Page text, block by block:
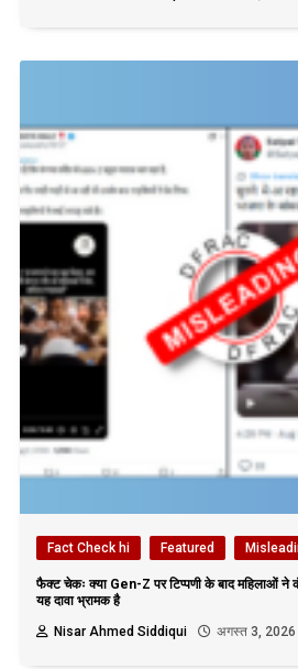
Fact Check hi Featured
फैक्ट चेकः क्या Gen-Z पर टिप्पणी के बाद महिलाओं ने
यह दावा भ्रामक है
Nisar Ahmed Siddiqui
अगस्त 3, 2026